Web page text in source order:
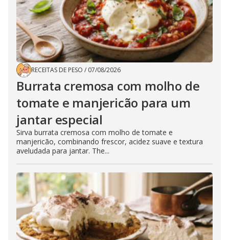
RECEITAS DE PESO / 07/08/2026
Burrata cremosa com molho de
tomate e manjericão para um
jantar especial
Sirva burrata cremosa com molho de tomate e
manjericão, combinando frescor, acidez suave e textura
aveludada para jantar. The...